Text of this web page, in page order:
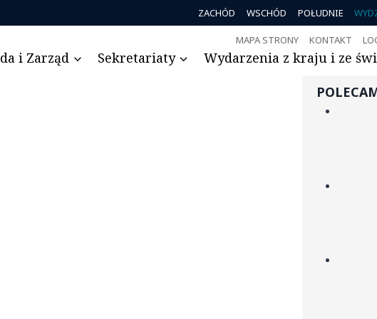
ZACHÓD WSCHÓD POŁUDNIE
MAPA STRONY KONTAKT
i Zarząd Sekretariaty Wydarzenia z kraju i ze